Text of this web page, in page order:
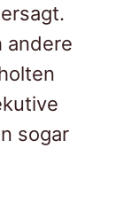
andere
sogar